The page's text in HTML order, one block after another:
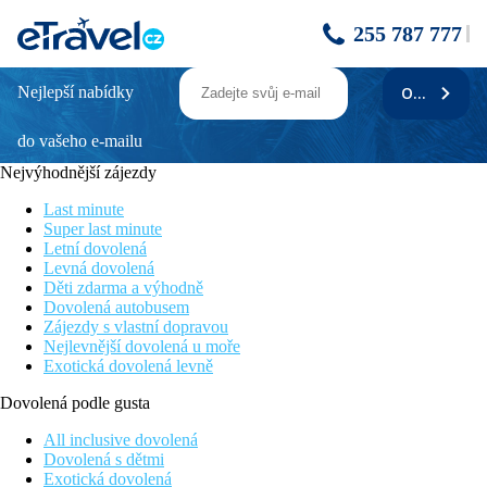
255 787 777
ABORA CATARINA BY LOPESAN
Poloha
Hotel se nachází v klidnější části oblíbeného střediska Playa del
Inglés. Nedaleko hotelu se nachází nákupní a zábavnícentrum
Cita. Letiště Gran Canaria je ve vzdálenosti cca 30 km.
Vybavení
Vstupní hala s recepcí, pět pater, výtahy, restaurace, bar,
konferenční sál, kadeřnictví, 5 bazénů, terasa s lehátky a
slunečníky zdarma, bar u bazénu.
Pokoje
Dvoulůžkový pokoj
vlasů), klimatizace, TV/sat., telefon, lednička, trezor za
poplatek, balkon nebo terasa.
Ostatní typy pokojů(pokud není uvedeno jinak, mají pokoje
výše uvedené vybavení)
Nejlepší nabídky
do vašeho e-mailu
ODEBÍRAT
Nejvýhodnější zájezdy
Last minute
Super last minute
Letní dovolená
Levná dovolená
Děti zdarma a výhodně
Dovolená autobusem
Zájezdy s vlastní dopravou
Nejlevnější dovolená u moře
Exotická dovolená levně
Dovolená podle gusta
All inclusive dovolená
Dovolená s dětmi
Exotická dovolená